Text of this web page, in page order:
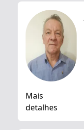
Mais
detalhes